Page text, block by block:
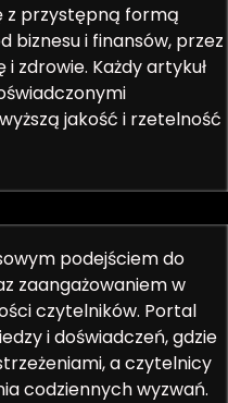
z przystępną formą
biznesu i finansów, przez
zdrowie. Każdy artykuł
jakość i rzetelność
podejściem do
zaangażowaniem w
czytelników. Portal
i doświadczeń, gdzie
a czytelnicy
codziennych wyzwań.